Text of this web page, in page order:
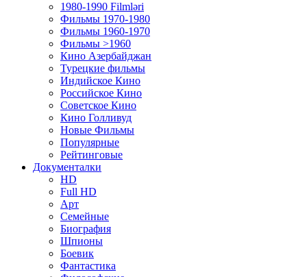
1980-1990 Filmləri
Фильмы 1970-1980
Фильмы 1960-1970
Фильмы >1960
Кино Азербайджан
Турецкие фильмы
Индийское Кино
Российское Кино
Советское Кино
Кино Голливуд
Новые Фильмы
Популярные
Рейтинговые
Документалки
HD
Full HD
Арт
Семейные
Биография
Шпионы
Боевик
Фантастика